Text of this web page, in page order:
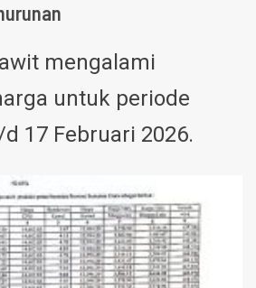
mengalami
untuk periode
17 Februari 2026.